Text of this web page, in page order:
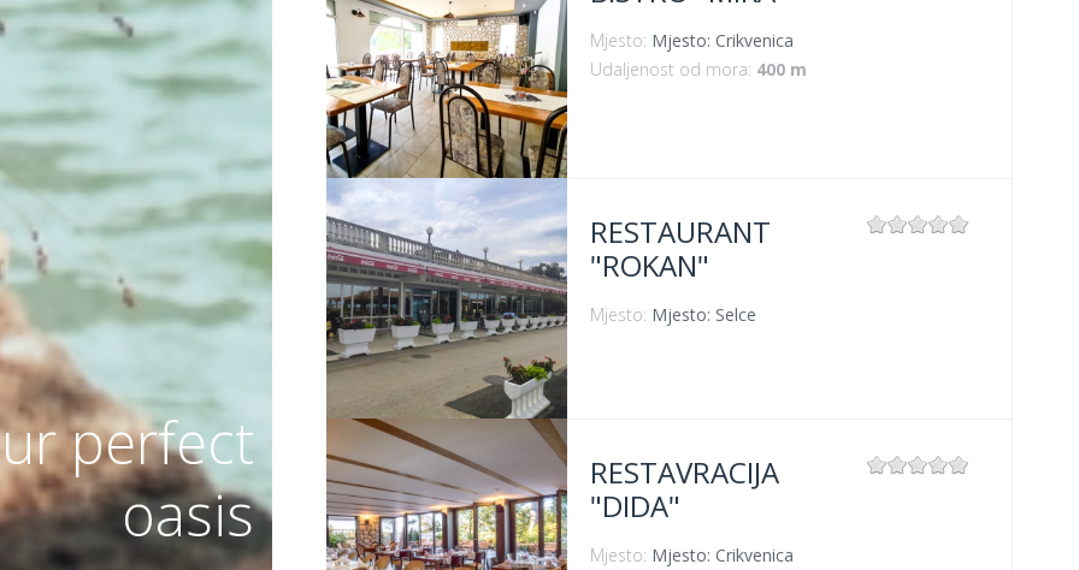
VIŠE INFORMACIJA
Mjesto: Mjesto: Crikvenica
Udaljenost od mora: 400 m
VIŠE INFORMACIJA
RESTAURANT
"ROKAN"
Mjesto: Mjesto: Selce
VIŠE INFORMACIJA
RESTAVRACIJA
"DIDA"
Mjesto: Mjesto: Crikvenica
perfect
oasis